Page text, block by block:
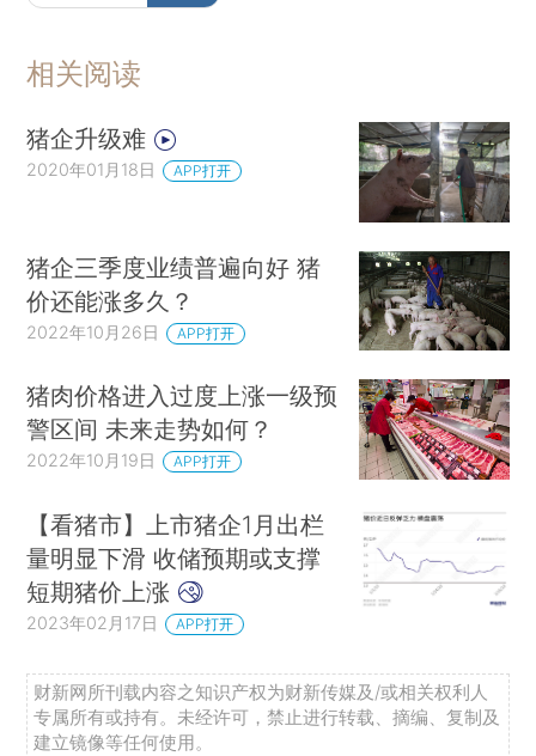
相关阅读
猪企升级难
2020年01月18日 APP打开
猪企三季度业绩普遍向好 猪
价还能涨多久？
2022年10月26日 APP打开
猪肉价格进入过度上涨一级预
警区间 未来走势如何？
2022年10月19日 APP打开
【看猪市】上市猪企1月出栏
量明显下滑 收储预期或支撑
短期猪价上涨
2023年02月17日 APP打开
财新网所刊载内容之知识产权为财新传媒及/或相关权利人
专属所有或持有。未经许可，禁止进行转载、摘编、复制及
建立镜像等任何使用。